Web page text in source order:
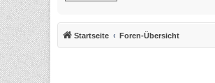
Startseite Foren-Übersicht